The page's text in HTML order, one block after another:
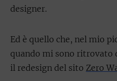
designer.
Ed è quello che, nel mio
quando mi sono ritrovato
il redesign del sito Zero